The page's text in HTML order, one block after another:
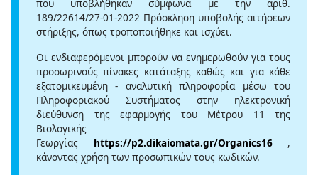
που υποβλήθηκαν σύμφωνα με την αριθ.
189/22614/27-01-2022 Πρόσκληση υποβολής αιτήσεων
στήριξης, όπως τροποποιήθηκε και ισχύει.
Οι ενδιαφερόμενοι μπορούν να ενημερωθούν για τους
προσωρινούς πίνακες κατάταξης καθώς και για κάθε
εξατομικευμένη - αναλυτική πληροφορία μέσω του
Πληροφοριακού Συστήματος στην ηλεκτρονική
διεύθυνση της εφαρμογής του Μέτρου 11 της
Βιολογικής
Γεωργίας https://p2.dikaiomata.gr/Organics16
,
κάνοντας χρήση των προσωπικών τους κωδικών.